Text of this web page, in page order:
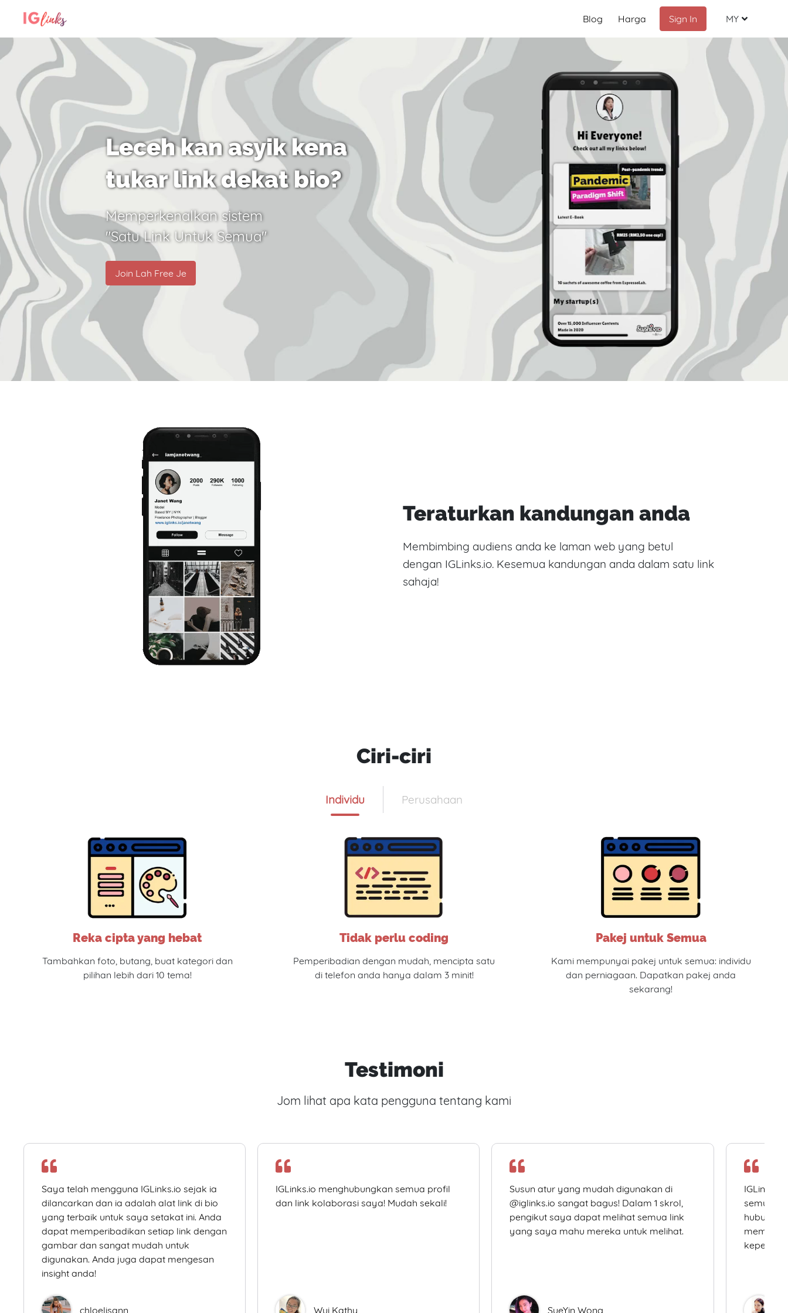
Blog Harga Sign In MY
Malay
English
Chinese
Indonesia
Russian
Leceh kan asyik kena
tukar link dekat bio?
Memperkenalkan sistem
"Satu Link Untuk Semua"
Join Lah Free Je
Teraturkan kandungan anda
Membimbing audiens anda ke laman web yang betul
dengan IGLinks.io. Kesemua kandungan anda dalam satu link
sahaja!
Ciri-ciri
Individu Perusahaan
Reka cipta yang hebat
Tambahkan foto, butang, buat kategori dan
pilihan lebih dari 10 tema!
Tidak perlu coding
Pemperibadian dengan mudah, mencipta satu
di telefon anda hanya dalam 3 minit!
Pakej untuk Semua
Kami mempunyai pakej untuk semua: individu
dan perniagaan. Dapatkan pakej anda
sekarang!
Testimoni
Jom lihat apa kata pengguna tentang kami
Saya telah mengguna IGLinks.io sejak ia
dilancarkan dan ia adalah alat link di bio
yang terbaik untuk saya setakat ini. Anda
dapat memperibadikan setiap link dengan
gambar dan sangat mudah untuk
digunakan. Anda juga dapat mengesan
insight anda!
chloelisann
IGLinks.io menghubungkan semua profil
dan link kolaborasi saya! Mudah sekali!
Wui Kathy
Susun atur yang mudah digunakan di
@iglinks.io sangat bagus! Dalam 1 skrol,
pengikut saya dapat melihat semua link
yang saya mahu mereka untuk melihat.
SueYin Wong
semua